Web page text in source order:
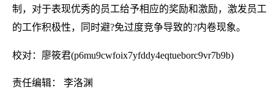
制，对于表现优秀的员工给予相应的奖励和激励，激发员工
的工作积极性，同时避?免过度竞争导致的?内卷现象。
校对：廖筱君(p6mu9cwfoix7yfddy4eqtueborc9vr7b9b)
责任编辑： 李洛渊